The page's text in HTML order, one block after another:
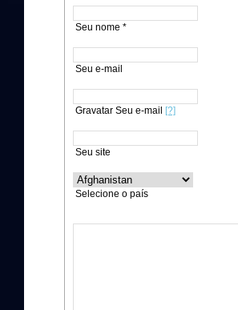
Seu nome *
Seu e-mail
Gravatar Seu e-mail [?]
Seu site
Selecione o país